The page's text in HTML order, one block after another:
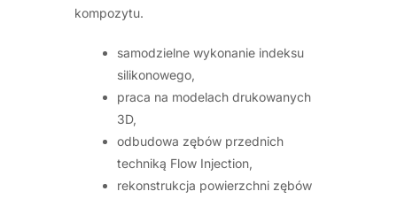
kompozytu.
samodzielne wykonanie indeksu
silikonowego,
praca na modelach drukowanych
3D,
odbudowa zębów przednich
techniką Flow Injection,
rekonstrukcja powierzchni zębów